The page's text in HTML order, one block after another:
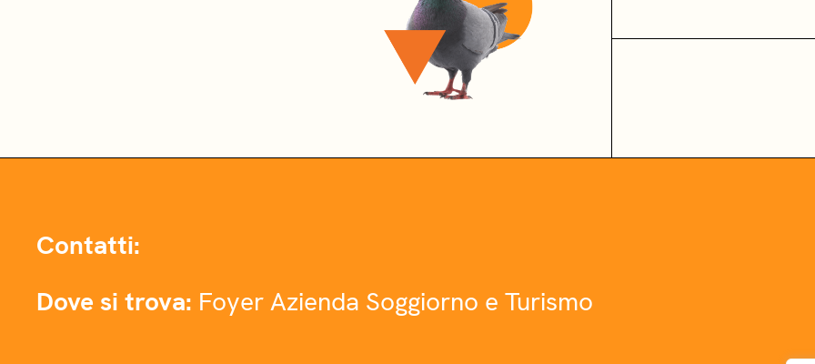
Contatti:
Dove si trova: Foyer Azienda Soggiorno e Turismo